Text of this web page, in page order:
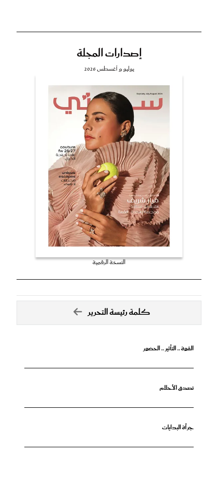
إصدارات المجلة
يوليو و أغسطس 2026
النسخة الرقمية
كلمة رئيسة التحرير
القوة .. التأثير .. الحضور
تصدق الأحلام
جرأة البدايات